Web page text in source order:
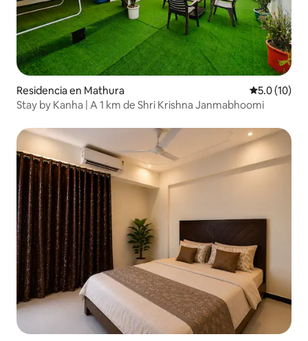
Residencia en Mathura Calificación
5.0 (10)
Stay by Kanha | A 1 km de Shri Krishna Janmabhoomi